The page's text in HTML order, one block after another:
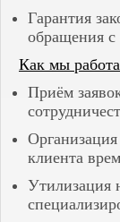
Гарантия
обращения с
Как мы
Приём
клиента
Утилизация